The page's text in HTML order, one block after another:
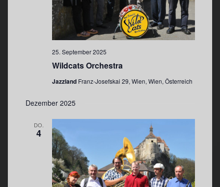
Wildcats Orchestra
25. September 2025
Jazzland Franz-Josefskai 29, Wien, Wien, Österreich
Dezember 2025
DO.
4